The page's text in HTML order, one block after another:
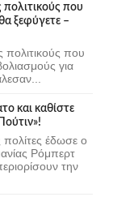
που
ξεφύγετε –
που
για
και καθίστε
έδωσε ο
Ρόμπερτ
την